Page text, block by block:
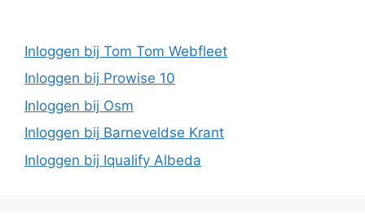
Inloggen bij Tom Tom Webfleet
Inloggen bij Prowise 10
Inloggen bij Osm
Inloggen bij Barneveldse Krant
Inloggen bij Iqualify Albeda